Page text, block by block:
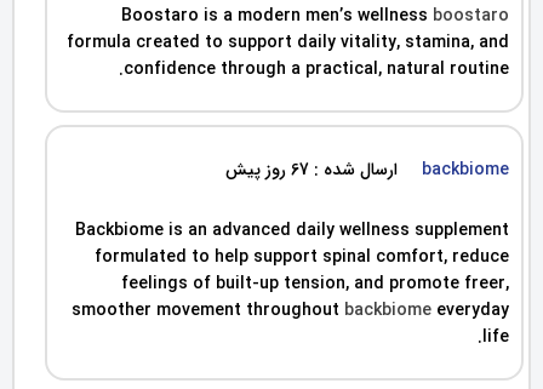
Boostaro is a modern men’s wellness boostaro
formula created to support daily vitality, stamina, and
confidence through a practical, natural routine.
backbiome ارسال شده : 67 روز پیش
Backbiome is an advanced daily wellness supplement
formulated to help support spinal comfort, reduce
feelings of built-up tension, and promote freer,
smoother movement throughout backbiome everyday
life.